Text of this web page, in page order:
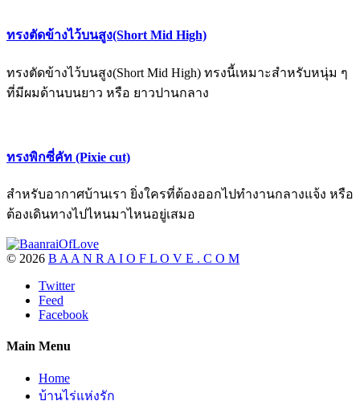
ทรงตัดข้างไว้บนสูง(Short Mid High)
ทรงตัดข้างไว้บนสูง(Short Mid High) ทรงนี้เหมาะสำหรับหนุ่ม ๆ
ที่มีผมด้านบนยาว หรือ ยาวปานกลาง
ทรงพิกซี่คัท (Pixie cut)
สำหรับอากาศบ้านเรา ยิ่งใครที่ต้องออกไปทำงานกลางแจ้ง หรือ
ต้องเดินทางไปไหนมาไหนอยู่เสมอ
© 2026 B A A N R A I O F L O V E . C O M
Twitter
Feed
Facebook
Main Menu
Home
บ้านไร่แห่งรัก